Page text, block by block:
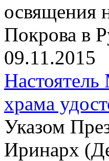
освящения
Покрова в
09.11.2015
Настоятель
храма
Указом
Иринарх